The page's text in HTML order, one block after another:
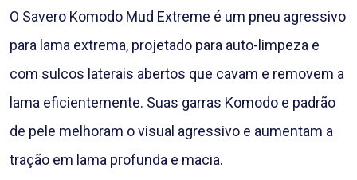
O Savero Komodo Mud Extreme é um pneu agressivo
para lama extrema, projetado para auto-limpeza e
com sulcos laterais abertos que cavam e removem a
lama eficientemente. Suas garras Komodo e padrão
de pele melhoram o visual agressivo e aumentam a
tração em lama profunda e macia.